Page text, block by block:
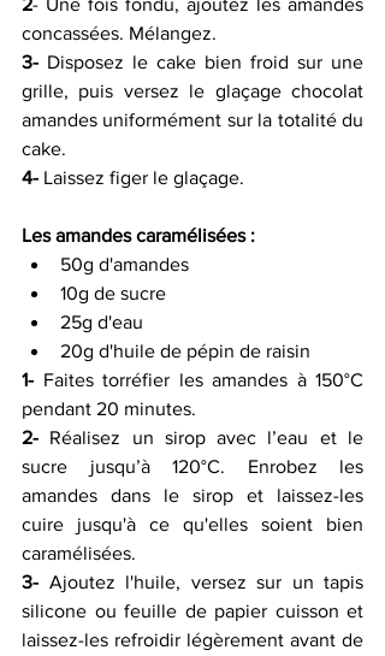
concassées. Mélangez.
3- Disposez le cake bien froid sur une
grille, puis versez le glaçage chocolat
amandes uniformément sur la totalité du
cake.
4- Laissez figer le glaçage.
Les amandes caramélisées :
50g d'amandes
10g de sucre
25g d'eau
20g d'huile de pépin de raisin
1- Faites torréfier les amandes à 150°C
pendant 20 minutes.
2- Réalisez un sirop avec l’eau et le
sucre jusqu’à 120°C. Enrobez les
amandes dans le sirop et laissez-les
cuire jusqu'à ce qu'elles soient bien
caramélisées.
3- Ajoutez l'huile, versez sur un tapis
silicone ou feuille de papier cuisson et
laissez-les refroidir légèrement avant de